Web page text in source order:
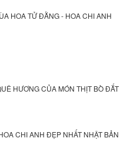
HOA TỬ ĐẰNG - HOA CHI ANH
HƯƠNG CỦA MÓN THỊT BÒ ĐẮT
CHI ANH ĐẸP NHẤT NHẬT BẢN